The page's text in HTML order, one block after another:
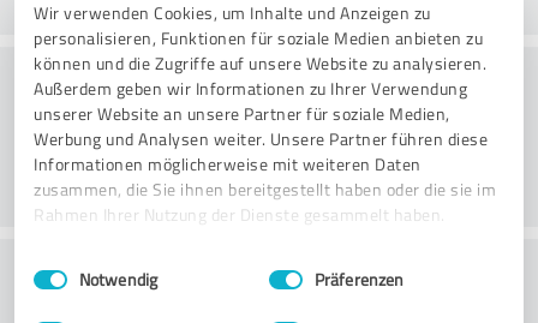
Wir verwenden Cookies, um Inhalte und Anzeigen zu
personalisieren, Funktionen für soziale Medien anbieten zu
können und die Zugriffe auf unsere Website zu analysieren.
Außerdem geben wir Informationen zu Ihrer Verwendung
unserer Website an unsere Partner für soziale Medien,
Werbung und Analysen weiter. Unsere Partner führen diese
Informationen möglicherweise mit weiteren Daten
zusammen, die Sie ihnen bereitgestellt haben oder die sie im
Rahmen Ihrer Nutzung der Dienste gesammelt haben.
Impressum Datenschutzbestimmungen
Einwilligungsauswahl
Notwendig Präferenzen
Rådgivning
Kundeservice